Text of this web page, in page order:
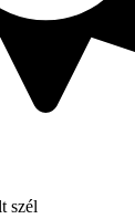
szél